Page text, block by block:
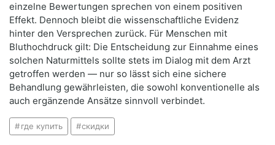
einzelne Bewertungen sprechen von einem positiven
Effekt. Dennoch bleibt die wissenschaftliche Evidenz
hinter den Versprechen zurück. Für Menschen mit
Bluthochdruck gilt: Die Entscheidung zur Einnahme eines
solchen Naturmittels sollte stets im Dialog mit dem Arzt
getroffen werden — nur so lässt sich eine sichere
Behandlung gewährleisten, die sowohl konventionelle als
auch ergänzende Ansätze sinnvoll verbindet.
где купить скидки